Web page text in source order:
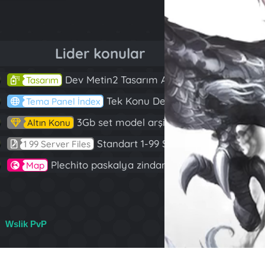
Lider konular
Tasarım Dev Metin2 Tasarım Arşivi Güle Güle Kullanın 143
Tema Panel İndex Tek Konu Dev Paylaşım 10 Adet Server Tanıtım İndex 97
Altın Konu 3Gb set model arşivi 82
1 99 Server Files Standart 1-99 Server Files 60
Map Plechito paskalya zindanı 2023 (Spring Sanctuary dungeon) 57
Wslik PvP